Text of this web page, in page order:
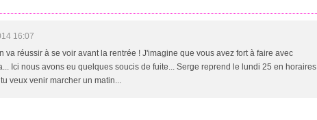
16:07
va réussir à se voir avant la rentrée ! J'imagine que vous avez fort à faire avec
Ici nous avons eu quelques soucis de fuite... Serge reprend le lundi 25 en horaires
veux venir marcher un matin...